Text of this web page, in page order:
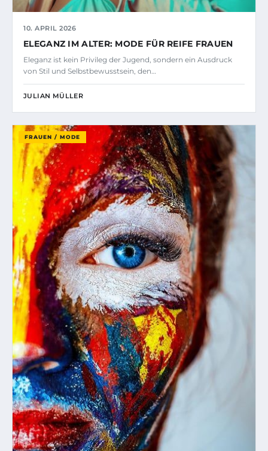
10. APRIL 2026
ELEGANZ IM ALTER: MODE FÜR REIFE FRAUEN
Eleganz ist kein Privileg der Jugend, sondern ein Ausdruck
von Stil und Selbstbewusstsein, den…
JULIAN MÜLLER
FRAUEN / MODE